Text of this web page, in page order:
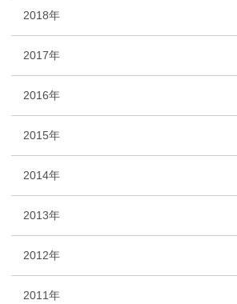
2018年
2017年
2016年
2015年
2014年
2013年
2012年
2011年